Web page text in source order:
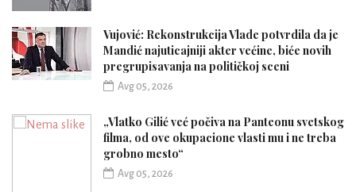
Vujović: Rekonstrukcija Vlade potvrdila da je
Mandić najuticajniji akter većine, biće novih
pregrupisavanja na političkoj sceni
Avg 05, 2026
„Vlatko Gilić već počiva na Panteonu svetskog
filma, od ove okupacione vlasti mu i ne treba
grobno mesto“
Avg 05, 2026